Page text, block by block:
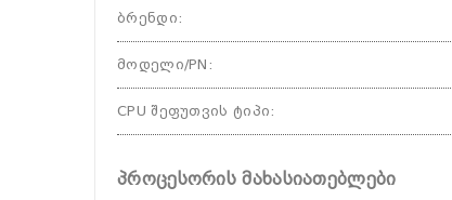
ბრენდი:
მოდელი/PN :
CPU შეფუთვის ტიპი:
პროცესორის მახასიათებლები